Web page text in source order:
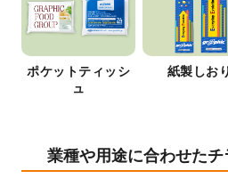
ポケットティッシ
ュ
紙製しおり
業種や用途に合わせたチ